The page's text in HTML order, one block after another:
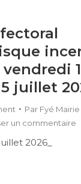
juillet
Par Fyé Mairie
un commentaire
2026_